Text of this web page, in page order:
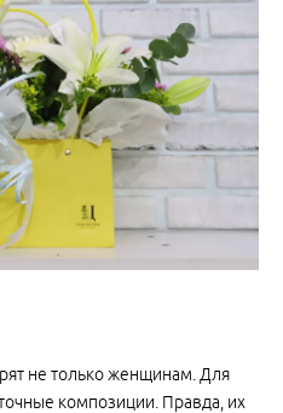
не только женщинам. Для
композиции. Правда, их